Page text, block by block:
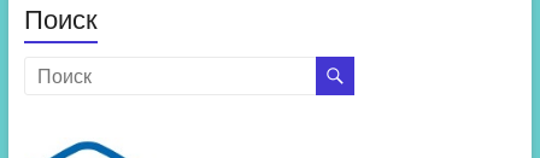
Поиск